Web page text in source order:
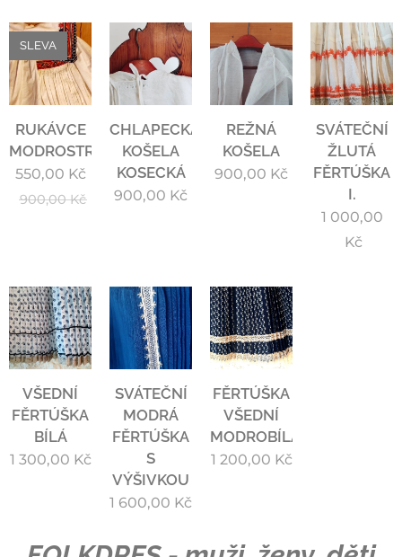
RUKÁVCE
MODROSTRAKATÉ
SLEVA
550,00 Kč
900,00Kč
CHLAPECKÁ
KOŠELA
KOSECKÁ
900,00 Kč
REŽNÁ
KOŠELA
900,00 Kč
SVÁTEČNÍ
ŽLUTÁ
FĚRTÚŠKA
I.
1 000,00
Kč
VŠEDNÍ
FĚRTÚŠKA
BÍLÁ
1 300,00 Kč
SVÁTEČNÍ
MODRÁ
FĚRTÚŠKA
S
VÝŠIVKOU
1 600,00 Kč
FĚRTÚŠKA
VŠEDNÍ
MODROBÍLÁ
1 200,00 Kč